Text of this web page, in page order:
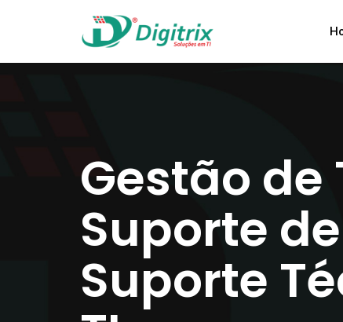
Gestão de
Suporte
Suporte